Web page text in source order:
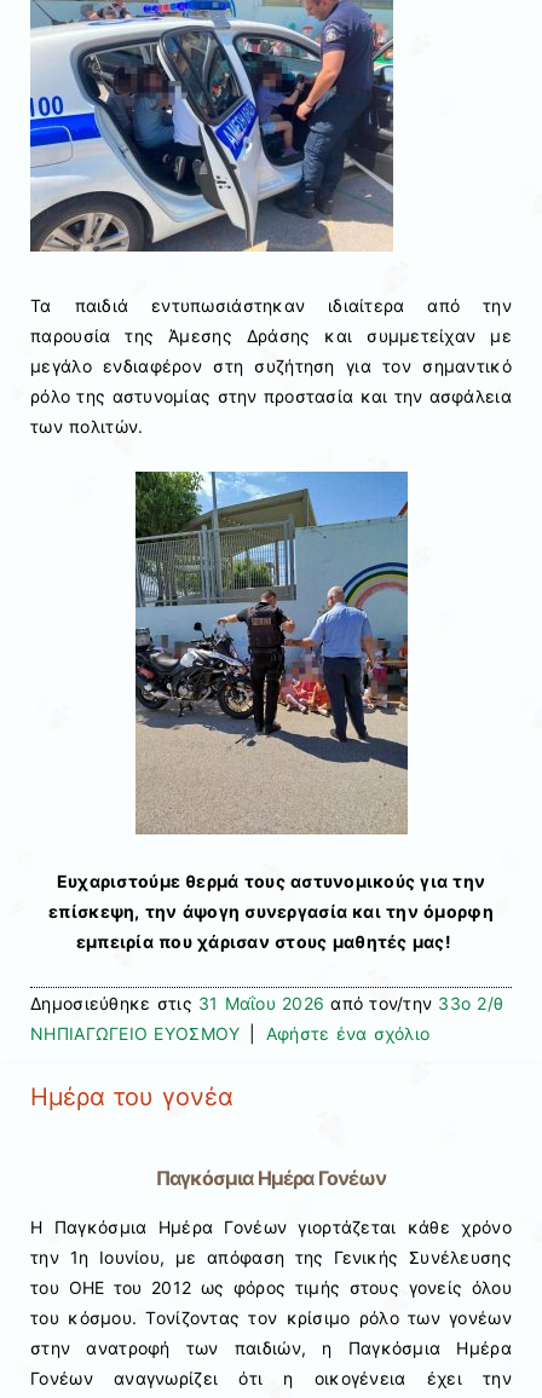
Τα παιδιά εντυπωσιάστηκαν ιδιαίτερα από την
παρουσία της Άμεσης Δράσης και συμμετείχαν με
μεγάλο ενδιαφέρον στη συζήτηση για τον σημαντικό
ρόλο της αστυνομίας στην προστασία και την ασφάλεια
των πολιτών.
Ευχαριστούμε θερμά τους αστυνομικούς για την
επίσκεψη, την άψογη συνεργασία και την όμορφη
εμπειρία που χάρισαν στους μαθητές μας!
Δημοσιεύθηκε στις 31 Μαΐου 2026 από τον/την 33ο 2/θ
ΝΗΠΙΑΓΩΓΕΙΟ ΕΥΟΣΜΟΥ
Αφήστε ένα σχόλιο
Ημέρα του γονέα
Παγκόσμια Ημέρα Γονέων
Η Παγκόσμια Ημέρα Γονέων γιορτάζεται κάθε χρόνο
την 1η Ιουνίου, με απόφαση της Γενικής Συνέλευσης
του ΟΗΕ του 2012 ως φόρος τιμής στους γονείς όλου
του κόσμου. Τονίζοντας τον κρίσιμο ρόλο των γονέων
στην ανατροφή των παιδιών, η Παγκόσμια Ημέρα
Γονέων αναγνωρίζει ότι η οικογένεια έχει την